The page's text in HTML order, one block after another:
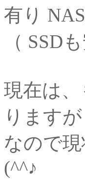
有り
（ SSD
現在は
ります
なので現
(^^♪